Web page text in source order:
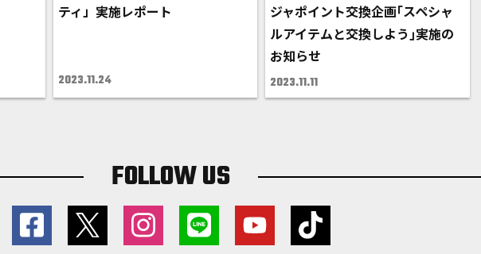
ティ」実施レポート
2023.11.24
ジャポイント交換企画｢スペシャ
ルアイテムと交換しよう｣実施の
お知らせ
2023.11.11
FOLLOW US